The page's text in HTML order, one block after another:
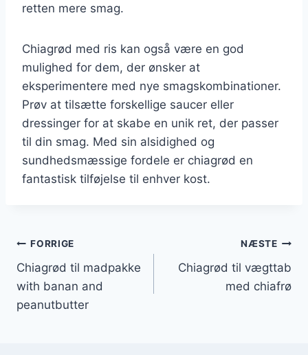
retten mere smag.
Chiagrød med ris kan også være en god
mulighed for dem, der ønsker at
eksperimentere med nye smagskombinationer.
Prøv at tilsætte forskellige saucer eller
dressinger for at skabe en unik ret, der passer
til din smag. Med sin alsidighed og
sundhedsmæssige fordele er chiagrød en
fantastisk tilføjelse til enhver kost.
Indlægsnavigation
FORRIGE
Chiagrød til madpakke
with banan and
peanutbutter
NÆSTE
Chiagrød til vægttab
med chiafrø